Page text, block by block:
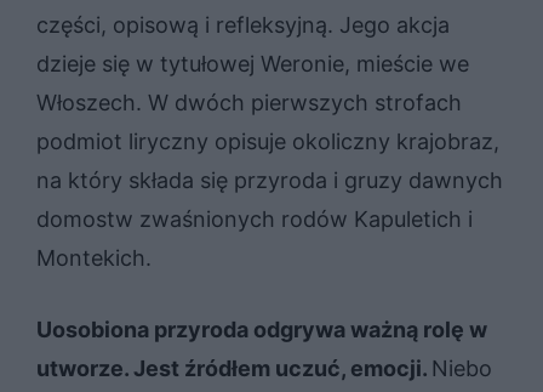
części, opisową i refleksyjną. Jego akcja
dzieje się w tytułowej Weronie, mieście we
Włoszech. W dwóch pierwszych strofach
podmiot liryczny opisuje okoliczny krajobraz,
na który składa się przyroda i gruzy dawnych
domostw zwaśnionych rodów Kapuletich i
Montekich.
Uosobiona przyroda odgrywa ważną rolę w
utworze. Jest źródłem uczuć, emocji. Niebo